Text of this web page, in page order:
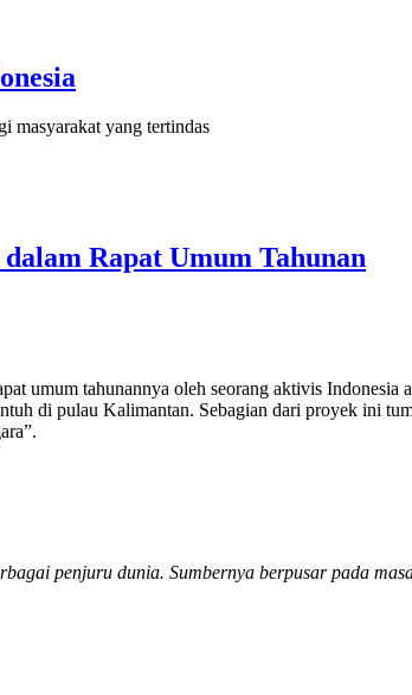
masyarakat yang tertindas
Rapat Umum Tahunan
umum tahunannya oleh seorang aktivis Indonesia
di pulau Kalimantan. Sebagian dari proyek ini
penjuru dunia. Sumbernya berpusar pada